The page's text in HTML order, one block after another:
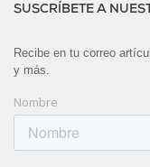
SUSCRÍBETE A
Recibe en tu correo
y más.
Nombre